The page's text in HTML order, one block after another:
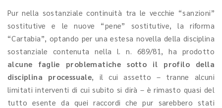
Pur nella sostanziale continuità tra le vecchie “sanzioni”
sostitutive e le nuove “pene” sostitutive, la riforma
“Cartabia”, optando per una estesa novella della disciplina
sostanziale contenuta nella l. n. 689/81, ha prodotto
alcune faglie problematiche sotto il profilo della
disciplina processuale, il cui assetto – tranne alcuni
limitati interventi di cui subito si dirà – è rimasto quasi del
tutto esente da quei raccordi che pur sarebbero stati